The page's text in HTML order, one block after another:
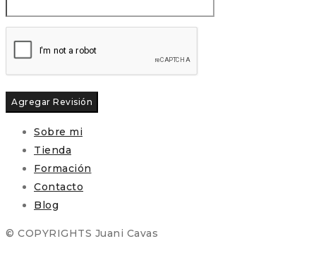
Sobre mi
Tienda
Formación
Contacto
Blog
© COPYRIGHTS Juani Cavas